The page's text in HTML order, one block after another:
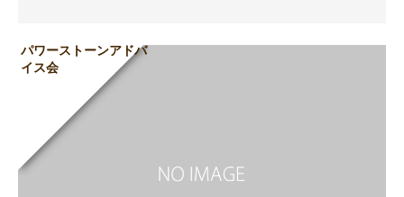
パワーストーンアドバ
イス会